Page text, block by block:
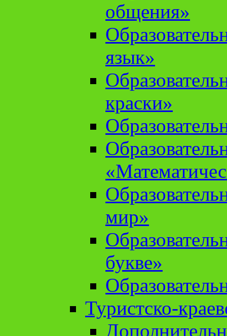
общения»
язык»
краски»
мир»
букве»
Туристско-